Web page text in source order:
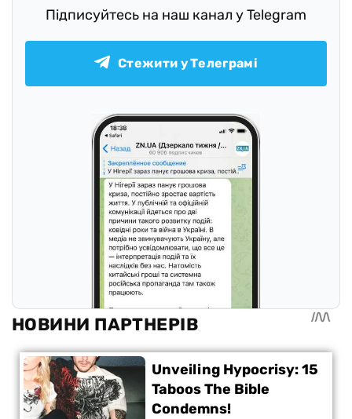
Підписуйтесь на наш канал у Telegram
Стежити у Телеграмі